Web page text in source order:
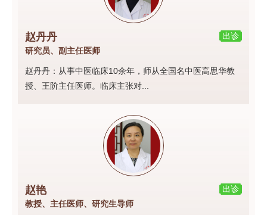
出诊
赵丹丹
研究员、副主任医师
赵丹丹：从事中医临床10余年，师从全国名中医高思华教
授、王阶主任医师。临床主张对...
出诊
赵艳
教授、主任医师、研究生导师